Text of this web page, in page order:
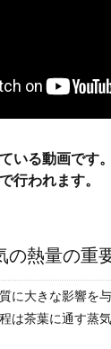
いる動画です
行われます。
の熱量の重
に大きな影響を
は茶葉に通す蒸